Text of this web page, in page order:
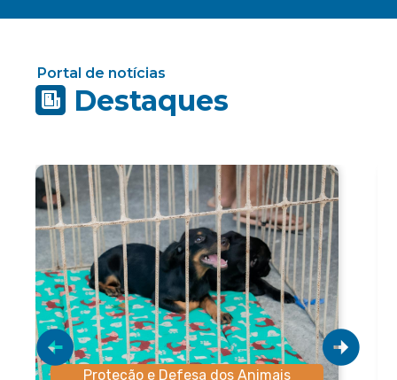
Portal de notícias
Destaques
Proteção e Defesa dos Animais